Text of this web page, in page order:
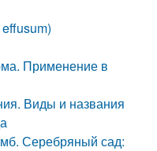
Применение в
Виды и названия
Серебряный сад: